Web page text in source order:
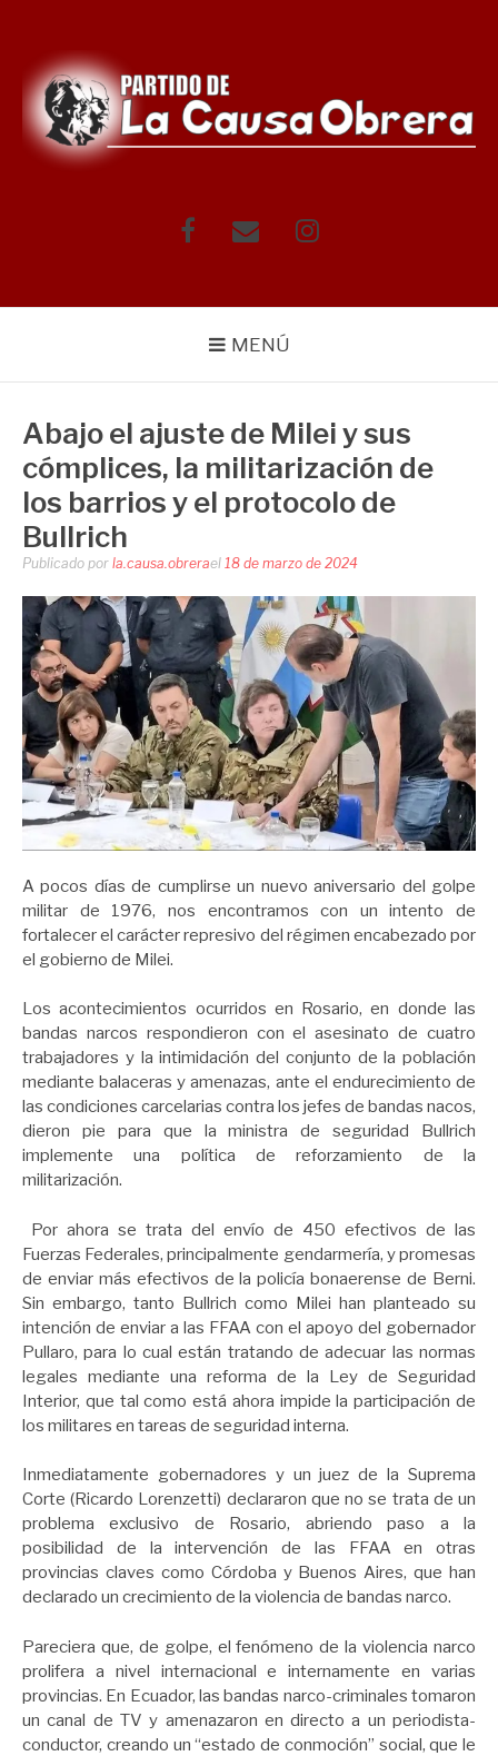
contenido
FacebookCorreo Instagram
MENÚ
Abajo el ajuste de Milei y sus
cómplices, la militarización de
los barrios y el protocolo de
Bullrich
Publicado por la.causa.obrerael 18 de marzo de 2024
A pocos días de cumplirse un nuevo aniversario del golpe
militar de 1976, nos encontramos con un intento de
fortalecer el carácter represivo del régimen encabezado por
el gobierno de Milei.
Los acontecimientos ocurridos en Rosario, en donde las
bandas narcos respondieron con el asesinato de cuatro
trabajadores y la intimidación del conjunto de la población
mediante balaceras y amenazas, ante el endurecimiento de
las condiciones carcelarias contra los jefes de bandas nacos,
dieron pie para que la ministra de seguridad Bullrich
implemente una política de reforzamiento de la
militarización.
Por ahora se trata del envío de 450 efectivos de las
Fuerzas Federales, principalmente gendarmería, y promesas
de enviar más efectivos de la policía bonaerense de Berni.
Sin embargo, tanto Bullrich como Milei han planteado su
intención de enviar a las FFAA con el apoyo del gobernador
Pullaro, para lo cual están tratando de adecuar las normas
legales mediante una reforma de la Ley de Seguridad
Interior, que tal como está ahora impide la participación de
los militares en tareas de seguridad interna.
Inmediatamente gobernadores y un juez de la Suprema
Corte (Ricardo Lorenzetti) declararon que no se trata de un
problema exclusivo de Rosario, abriendo paso a la
posibilidad de la intervención de las FFAA en otras
provincias claves como Córdoba y Buenos Aires, que han
declarado un crecimiento de la violencia de bandas narco.
Pareciera que, de golpe, el fenómeno de la violencia narco
prolifera a nivel internacional e internamente en varias
provincias. En Ecuador, las bandas narco-criminales tomaron
un canal de TV y amenazaron en directo a un periodista-
conductor, creando un “estado de conmoción” social, que le